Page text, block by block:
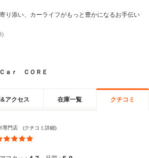
り添い、カーライフがもっと豊かになるお手伝い
)
ａｒ ＣＯＲＥ
アクセス 在庫一覧 クチコミ
門店 (クチコミ詳細)